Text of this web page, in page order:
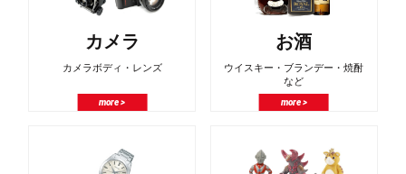
カメラ
カメラボディ・レンズ
more >
お酒
ウイスキー・ブランデー・焼酎
など
more >